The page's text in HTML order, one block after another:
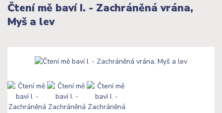
Čtení mě baví I. - Zachráněná vrána,
Myš a lev